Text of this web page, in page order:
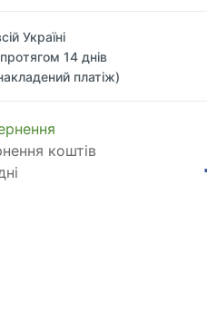
Україні
14 днів
платіж)
коштів